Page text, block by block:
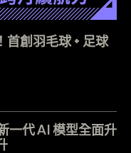
創羽毛球 + 足球
一代 AI 模型全面升